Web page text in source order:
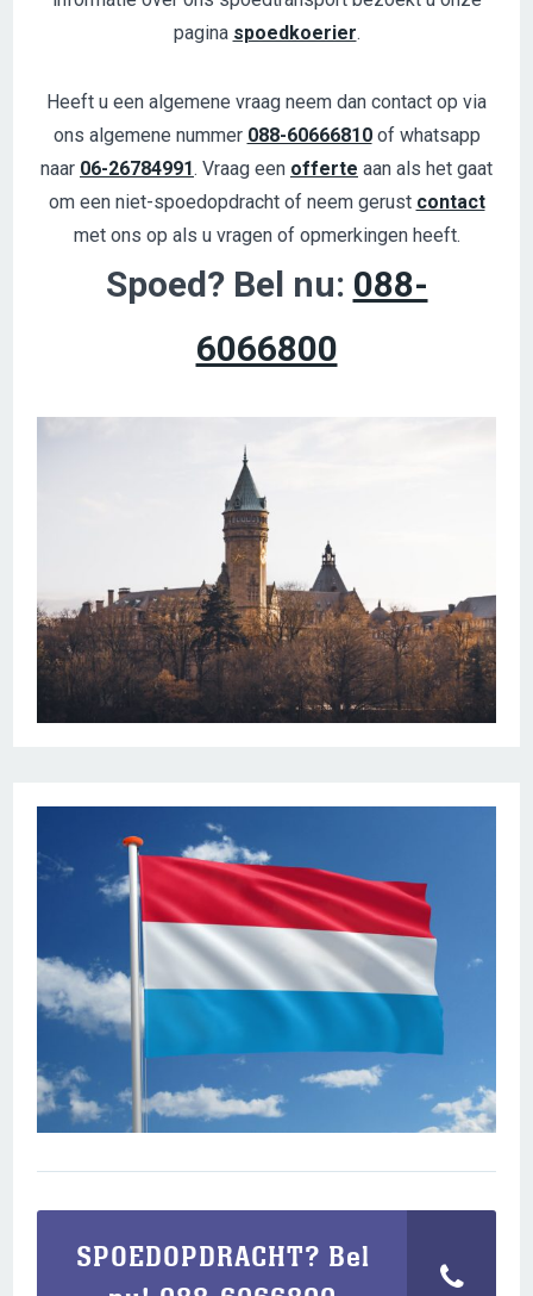
pagina spoedkoerier.
Heeft u een algemene vraag neem dan contact op via
ons algemene nummer 088-60666810of whatsapp
naar 06-26784991. Vraag een offerte aan als het gaat
om een niet-spoedopdracht of neem gerust contact
met ons op als u vragen of opmerkingen heeft.
Spoed? Bel nu: 088-
6066800
SPOEDOPDRACHT? Bel